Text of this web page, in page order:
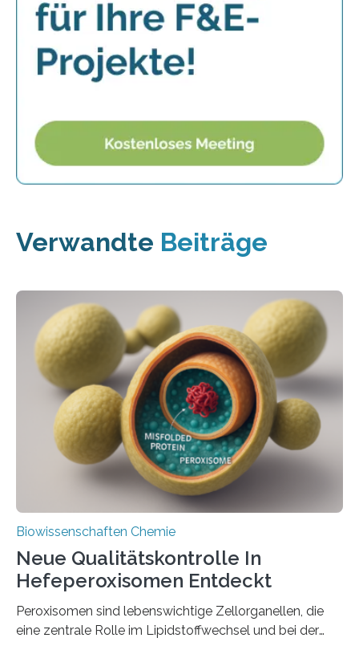
Verwandte Beiträge
Biowissenschaften Chemie
Neue Qualitätskontrolle In
Hefeperoxisomen Entdeckt
Peroxisomen sind lebenswichtige Zellorganellen, die
eine zentrale Rolle im Lipidstoffwechsel und bei der